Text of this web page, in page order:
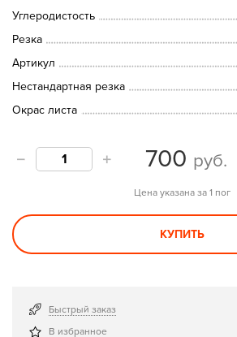
Углеродистость
Резка
Артикул
Нестандартная резка
Окрас листа
700 руб.
Цена указана за 1 пог
КУПИТЬ
Быстрый заказ
В избранное